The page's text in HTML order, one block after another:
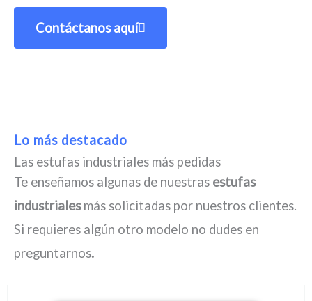
Contáctanos aquí
Lo más destacado
Las estufas industriales más pedidas
Te enseñamos algunas de nuestras estufas
industrialesmás solicitadas por nuestros clientes.
Si requieres algún otro modelo no dudes en
preguntarnos.